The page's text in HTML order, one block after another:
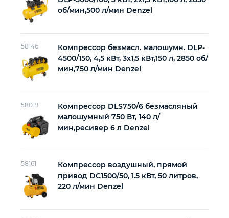
об/мин,500 л/мин Denzel
58146
Компрессор безмасл. малошумн. DLP-
4500/150, 4,5 кВт, 3х1,5 кВт,150 л, 2850 об/
мин,750 л/мин Denzel
58019
Компрессор DLS750/6 безмасляный
малошумный 750 Вт, 140 л/
мин,ресивер 6 л Denzel
58161
Компрессор воздушный, прямой
привод DC1500/50, 1.5 кВт, 50 литров,
220 л/мин Denzel